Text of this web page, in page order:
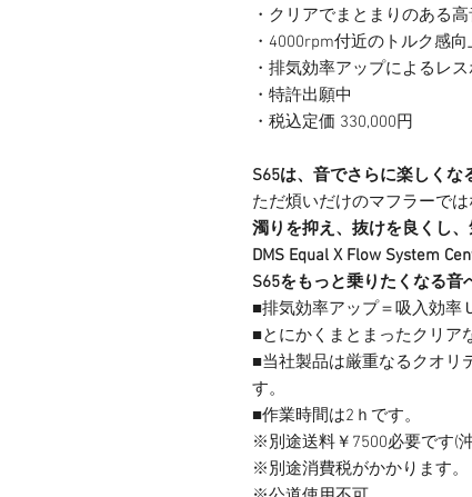
・クリアでまとまりのある
・4000rpm付近のトルク感
・排気効率アップによるレ
・特許出願中
・税込定価 330,000円
S65は、音でさらに楽しくな
ただ煩いだけのマフラーでは
濁りを抑え、抜けを良くし、
DMS Equal X Flow System
S65をもっと乗りたくなる音
■排気効率アップ＝吸入効率
■とにかくまとまったクリア
■当社製品は厳重なるクオリ
す。
■作業時間は2ｈです。
※別途送料￥7500必要です(
※別途消費税がかかります。